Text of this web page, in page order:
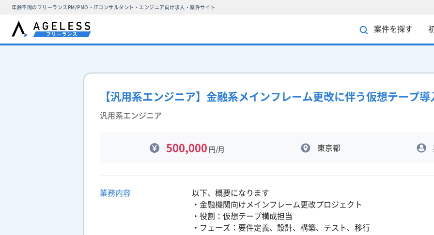
年齢不問のフリーランスPM/PMO・ITコンサルタント・エンジニア向け求人・案件サイト
案件を探す
【汎用系エンジニア】金融系メインフレーム更改に伴う仮想テープ導
汎用系エンジニア
500,000 円/月 東京都
業務内容
以下、概要になります
・金融機関向けメインフレーム更改プロジェクト
・役割：仮想テープ構成担当
・フェーズ：要件定義、設計、構築、テスト、移行